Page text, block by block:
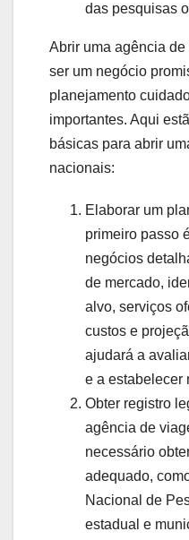
das pesquisas
Abrir uma agência
ser um negócio
planejamento
importantes. Aqui
básicas para abrir
nacionais:
Elaborar um
primeiro passo
negócios
de mercado,
alvo, serviços
custos e
ajudará a
e a estabelecer
Obter registro
agência de
necessário
adequado,
Nacional de
estadual e